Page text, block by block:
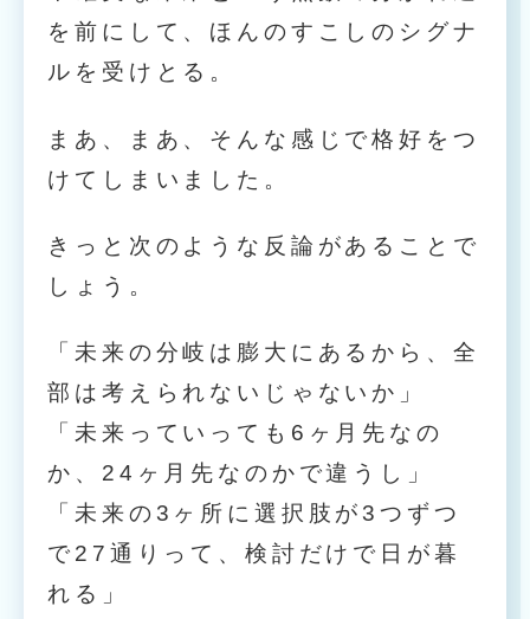
を前にして、ほんのすこしのシグナ
ルを受けとる。
まあ、まあ、そんな感じで格好をつ
けてしまいました。
きっと次のような反論があることで
しょう。
「未来の分岐は膨大にあるから、全
部は考えられないじゃないか」
「未来っていっても6ヶ月先なの
か、24ヶ月先なのかで違うし」
「未来の3ヶ所に選択肢が3つずつ
で27通りって、検討だけで日が暮
れる」